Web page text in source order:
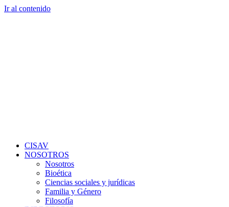
Ir al contenido
CISAV
NOSOTROS
Nosotros
Bioética
Ciencias sociales y jurídicas
Familia y Género
Filosofía